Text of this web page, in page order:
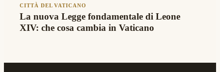
CITTÀ DEL VATICANO
La nuova Legge fondamentale di Leone
XIV: che cosa cambia in Vaticano